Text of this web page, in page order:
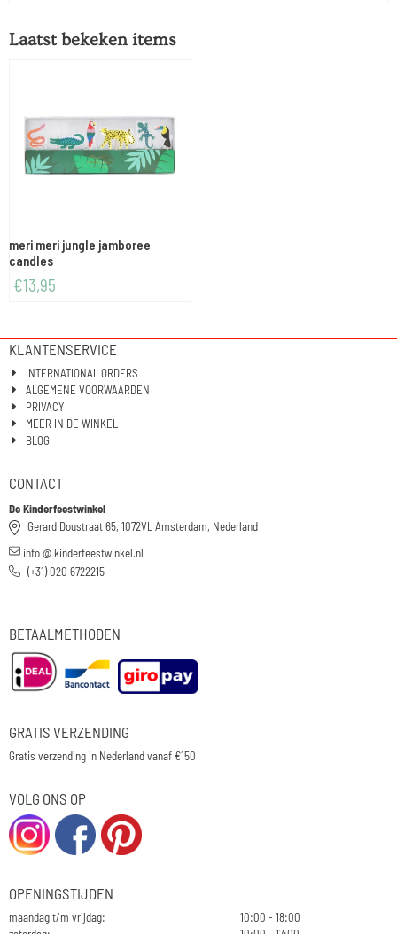
Laatst bekeken items
meri meri jungle jamboree
candles
€13,95
KLANTENSERVICE
INTERNATIONAL ORDERS
ALGEMENE VOORWAARDEN
PRIVACY
MEER IN DE WINKEL
BLOG
CONTACT
De Kinderfeestwinkel
Gerard Doustraat 65, 1072VL Amsterdam, Nederland
info @ kinderfeestwinkel.nl
(+31) 020 6722215
BETAALMETHODEN
GRATIS VERZENDING
Gratis verzending in Nederland vanaf €150
VOLG ONS OP
OPENINGSTIJDEN
maandag t/m vrijdag:
10:00 - 18:00